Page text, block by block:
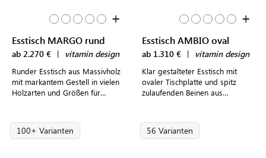
+
Esstisch MARGO rund
ab 2.270 € | vitamin design
Runder Esstisch aus Massivholz
mit markantem Gestell in vielen
Holzarten und Größen für
+
Esstisch AMBIO oval
ab 1.310 € | vitamin design
Klar gestalteter Esstisch mit
ovaler Tischplatte und spitz
zulaufenden Beinen aus
100+ Varianten 56 Varianten